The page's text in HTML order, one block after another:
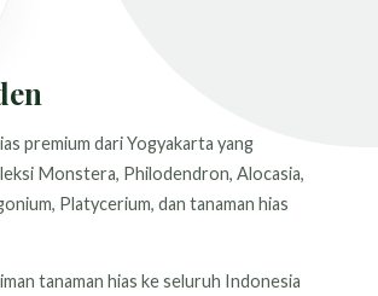
premium dari Yogyakarta yang
Monstera, Philodendron, Alocasia,
Platycerium, dan tanaman hias
tanaman hias ke seluruh Indonesia